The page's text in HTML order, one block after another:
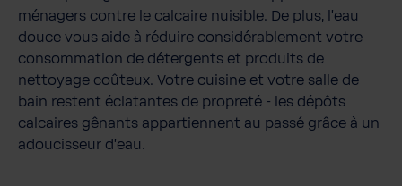
ménagers contre le calcaire nuisible. De plus, l'eau
douce vous aide à réduire considérablement votre
consommation de détergents et produits de
nettoyage coûteux. Votre cuisine et votre salle de
bain restent éclatantes de propreté - les dépôts
calcaires gênants appartiennent au passé grâce à un
adoucisseur d'eau.